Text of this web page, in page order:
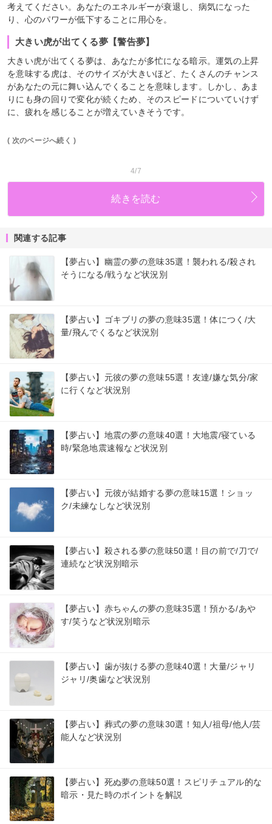
考えてください。あなたのエネルギーが衰退し、病気になった
り、心のパワーが低下することに用心を。
大きい虎が出てくる夢【警告夢】
大きい虎が出てくる夢は、あなたが多忙になる暗示。運気の上昇
を意味する虎は、そのサイズが大きいほど、たくさんのチャンス
があなたの元に舞い込んでくることを意味します。しかし、あま
りにも身の回りで変化が続くため、そのスピードについていけず
に、疲れを感じることが増えていきそうです。
( 次のページへ続く )
4/7
続きを読む
関連する記事
【夢占い】幽霊の夢の意味35選！襲われる/殺され
そうになる/戦うなど状況別
【夢占い】ゴキブリの夢の意味35選！体につく/大
量/飛んでくるなど状況別
【夢占い】元彼の夢の意味55選！友達/嫌な気分/家
に行くなど状況別
【夢占い】地震の夢の意味40選！大地震/寝ている
時/緊急地震速報など状況別
【夢占い】元彼が結婚する夢の意味15選！ショッ
ク/未練なしなど状況別
【夢占い】殺される夢の意味50選！目の前で/刀で/
連続など状況別暗示
【夢占い】赤ちゃんの夢の意味35選！預かる/あや
す/笑うなど状況別暗示
【夢占い】歯が抜ける夢の意味40選！大量/ジャリ
ジャリ/奥歯など状況別
【夢占い】葬式の夢の意味30選！知人/祖母/他人/芸
能人など状況別
【夢占い】死ぬ夢の意味50選！スピリチュアル的な
暗示・見た時のポイントを解説